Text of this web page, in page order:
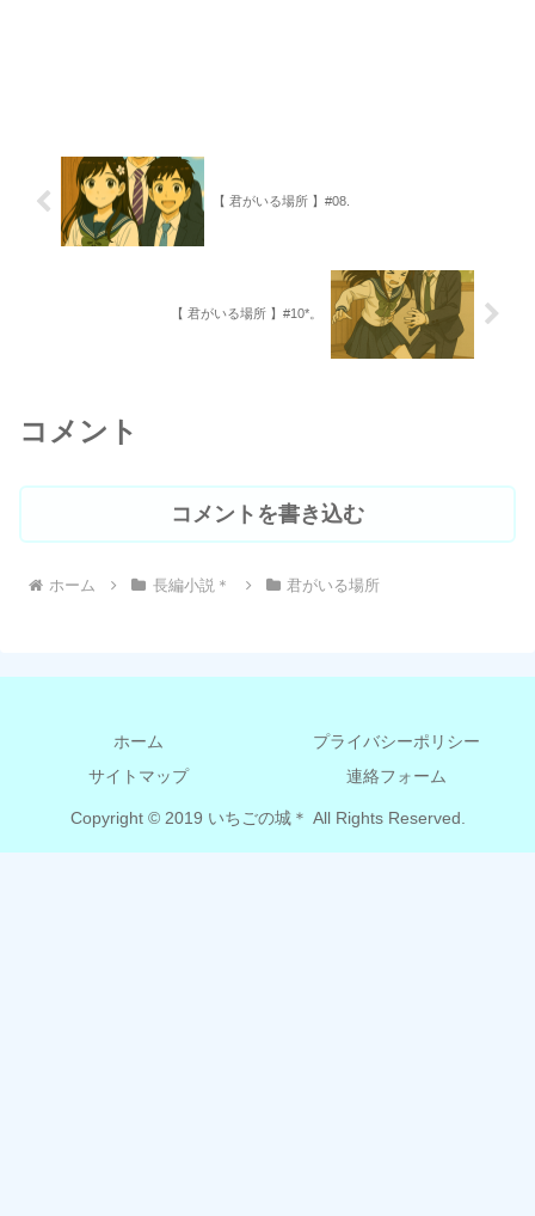
【 君がいる場所 】#08.
【 君がいる場所 】#10*。
コメント
コメントを書き込む
ホーム 長編小説＊ 君がいる場所
ホーム
プライバシーポリシー
サイトマップ
連絡フォーム
Copyright © 2019 いちごの城＊ All Rights Reserved.